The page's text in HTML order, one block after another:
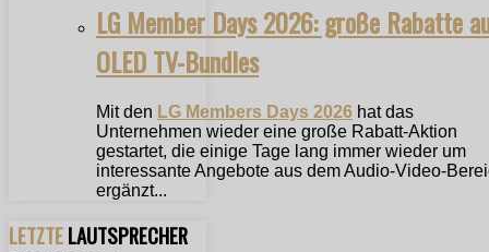
LG Member Days 2026: große Rabatte
OLED TV-Bundles
Mit den LG Members Days 2026 hat das
Unternehmen wieder eine große Rabatt-Aktion
gestartet, die einige Tage lang immer wieder um
interessante Angebote aus dem Audio-Video-
ergänzt...
LETZTELAUTSPRECHER